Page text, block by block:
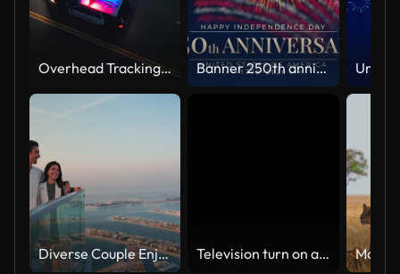
Overhead Tracking Drone Shot of a Police Car Driving on a City Street with Lights On at Night Banner 250th anniversary of the USA. 250 years of independence. 4th of july 2026 usa independence day, video greeting card. US flag fireworks on blue sky background. Fourth of july. 4k seamless loop
Diverse Couple Enjoying Sunset Views from High Rise Sky Deck Overlooking Palm Jumeirah Television turn on and off. Switch on tv effect, switch off tv effect. Turn on Lcd TV effect, turn off TV effect . Led Tv on and off on black background